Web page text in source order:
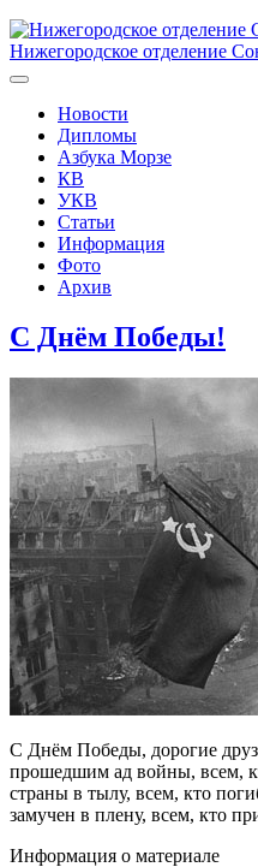
Нижегородское отделение
Новости
Дипломы
Азбука Морзе
КВ
УКВ
Статьи
Информация
Фото
Архив
С Днём Победы!
С Днём Победы, дорогие
прошедшим ад войны, всем,
страны в тылу, всем, кто
замучен в плену, всем, кто
Информация о материале